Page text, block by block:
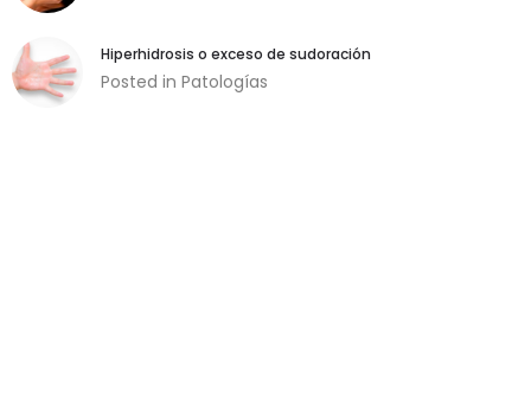
Hiperhidrosis o exceso de sudoración
Posted in Patologías